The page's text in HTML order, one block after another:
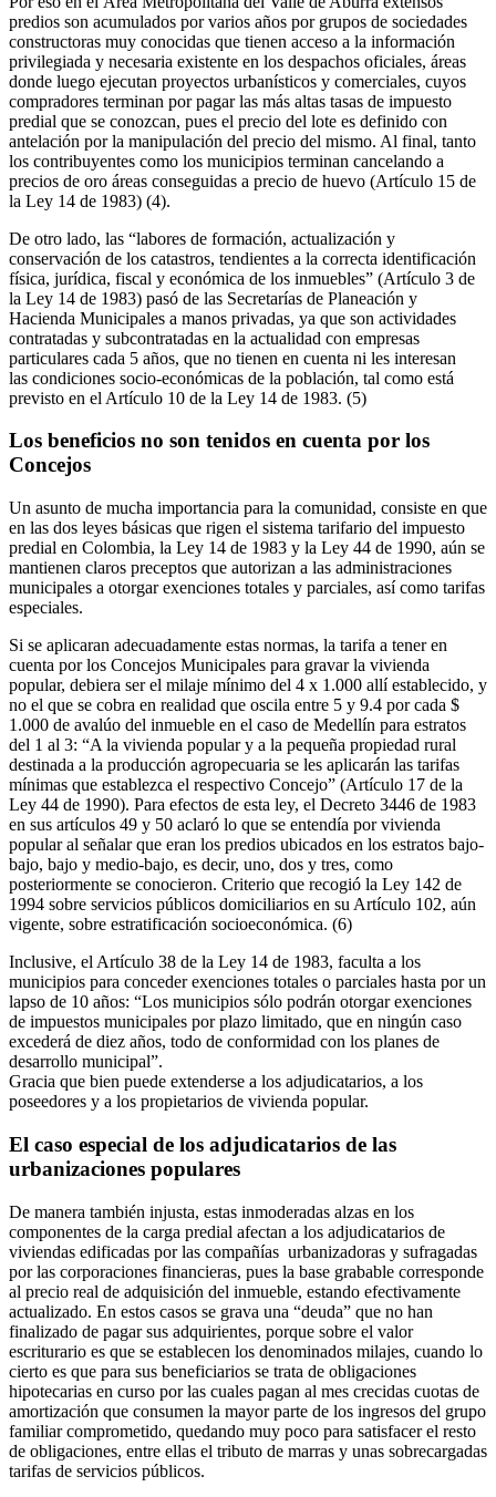
predios son acumulados por varios años por grupos de sociedades
constructoras muy conocidas que tienen acceso a la información
privilegiada y necesaria existente en los despachos oficiales, áreas
donde luego ejecutan proyectos urbanísticos y comerciales, cuyos
compradores terminan por pagar las más altas tasas de impuesto
predial que se conozcan, pues el precio del lote es definido con
antelación por la manipulación del precio del mismo. Al final, tanto
los contribuyentes como los municipios terminan cancelando a
precios de oro áreas conseguidas a precio de huevo (Artículo 15 de
la Ley 14 de 1983) (4).
De otro lado, las “labores de formación, actualización y
conservación de los catastros, tendientes a la correcta identificación
física, jurídica, fiscal y económica de los inmuebles” (Artículo 3 de
la Ley 14 de 1983) pasó de las Secretarías de Planeación y
Hacienda Municipales a manos privadas, ya que son actividades
contratadas y subcontratadas en la actualidad con empresas
particulares cada 5 años, que no tienen en cuenta ni les interesan
las condiciones socio-económicas de la población, tal como está
previsto en el Artículo 10 de la Ley 14 de 1983. (5)
Los beneficios no son tenidos en cuenta por los
Concejos
Un asunto de mucha importancia para la comunidad, consiste en que
en las dos leyes básicas que rigen el sistema tarifario del impuesto
predial en Colombia, la Ley 14 de 1983 y la Ley 44 de 1990, aún se
mantienen claros preceptos que autorizan a las administraciones
municipales a otorgar exenciones totales y parciales, así como tarifas
especiales.
Si se aplicaran adecuadamente estas normas, la tarifa a tener en
cuenta por los Concejos Municipales para gravar la vivienda
popular, debiera ser el milaje mínimo del 4 x 1.000 allí establecido, y
no el que se cobra en realidad que oscila entre 5 y 9.4 por cada $
1.000 de avalúo del inmueble en el caso de Medellín para estratos
del 1 al 3: “A la vivienda popular y a la pequeña propiedad rural
destinada a la producción agropecuaria se les aplicarán las tarifas
mínimas que establezca el respectivo Concejo” (Artículo 17 de la
Ley 44 de 1990). Para efectos de esta ley, el Decreto 3446 de 1983
en sus artículos 49 y 50 aclaró lo que se entendía por vivienda
popular al señalar que eran los predios ubicados en los estratos bajo-
bajo, bajo y medio-bajo, es decir, uno, dos y tres, como
posteriormente se conocieron. Criterio que recogió la Ley 142 de
1994 sobre servicios públicos domiciliarios en su Artículo 102, aún
vigente, sobre estratificación socioeconómica. (6)
Inclusive, el Artículo 38 de la Ley 14 de 1983, faculta a los
municipios para conceder exenciones totales o parciales hasta por un
lapso de 10 años: “Los municipios sólo podrán otorgar exenciones
de impuestos municipales por plazo limitado, que en ningún caso
excederá de diez años, todo de conformidad con los planes de
desarrollo municipal”.
Gracia que bien puede extenderse a los adjudicatarios, a los
poseedores y a los propietarios de vivienda popular.
El caso especial de los adjudicatarios de las
urbanizaciones populares
De manera también injusta, estas inmoderadas alzas en los
componentes de la carga predial afectan a los adjudicatarios de
viviendas edificadas por las compañías urbanizadoras y sufragadas
por las corporaciones financieras, pues la base grabable corresponde
al precio real de adquisición del inmueble, estando efectivamente
actualizado. En estos casos se grava una “deuda” que no han
finalizado de pagar sus adquirientes, porque sobre el valor
escriturario es que se establecen los denominados milajes, cuando lo
cierto es que para sus beneficiarios se trata de obligaciones
hipotecarias en curso por las cuales pagan al mes crecidas cuotas de
amortización que consumen la mayor parte de los ingresos del grupo
familiar comprometido, quedando muy poco para satisfacer el resto
de obligaciones, entre ellas el tributo de marras y unas sobrecargadas
tarifas de servicios públicos.